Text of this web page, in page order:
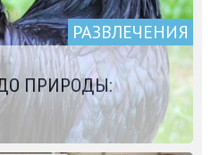
РАЗВЛЕЧЕНИЯ
ПРИРОДЫ: